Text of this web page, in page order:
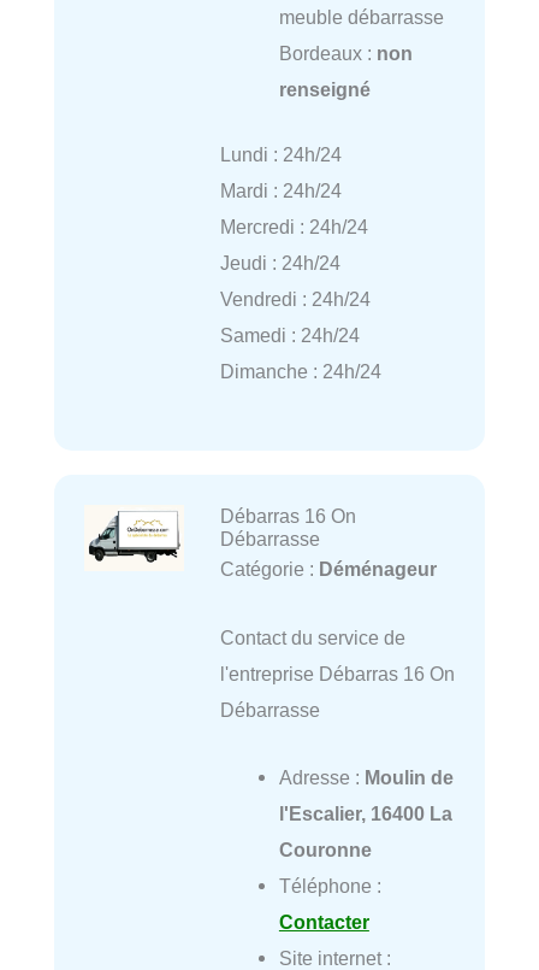
meuble débarrasse
Bordeaux : non
renseigné
Lundi : 24h/24
Mardi : 24h/24
Mercredi : 24h/24
Jeudi : 24h/24
Vendredi : 24h/24
Samedi : 24h/24
Dimanche : 24h/24
Débarras 16 On
Débarrasse
Catégorie : Déménageur
Contact du service de
l'entreprise Débarras 16 On
Débarrasse
Adresse : Moulin de
l'Escalier, 16400 La
Couronne
Téléphone :
Contacter
Site internet :